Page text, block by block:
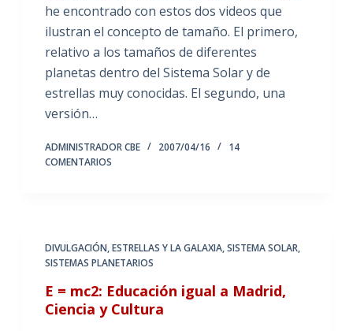
he encontrado con estos dos videos que
ilustran el concepto de tamaño. El primero,
relativo a los tamaños de diferentes
planetas dentro del Sistema Solar y de
estrellas muy conocidas. El segundo, una
versión…
ADMINISTRADOR CBE 2007/04/16
14
COMENTARIOS
DIVULGACIÓN,ESTRELLAS Y LA GALAXIA,SISTEMA SOLAR,
SISTEMAS PLANETARIOS
E = mc2: Educación igual a Madrid,
Ciencia y Cultura